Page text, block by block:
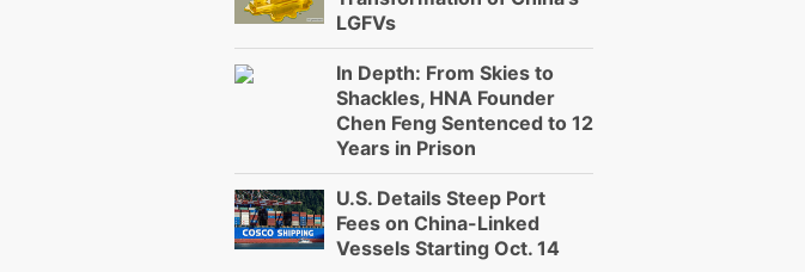
LGFVs
In Depth: From Skies to
Shackles, HNA Founder
Chen Feng Sentenced to 12
Years in Prison
U.S. Details Steep Port
Fees on China-Linked
Vessels Starting Oct. 14